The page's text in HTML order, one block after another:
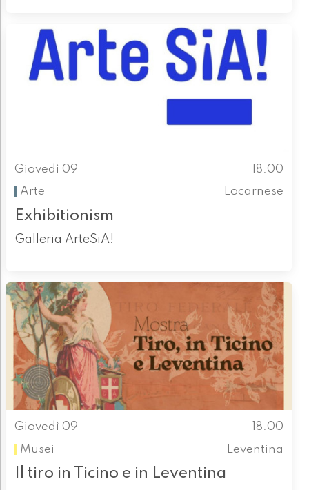
Giovedì 09
18.00
Arte
Locarnese
Exhibitionism
Galleria ArteSiA!
Giovedì 09
18.00
Musei
Leventina
Il tiro in Ticino e in Leventina